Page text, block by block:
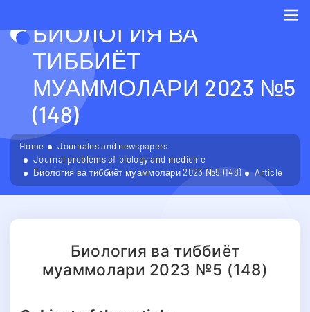
БИОЛОГИЯ ВА
ТИББИЁТ
МУАММОЛАРИ 2023 №5
(148)
Home
Journales and newspapers
Journal problems of biology and medicine
Биология ва тиббиёт муаммолари 2023 №5 (148)
Article
Биология ва тиббиёт
муаммолари 2023 №5 (148)